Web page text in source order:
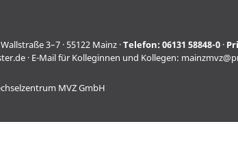
3–7 · 55122 Mainz ·Telefon: 06131 58848-0 ·
· E-Mail für Kolleginnen und Kollegen:
MVZ GmbH